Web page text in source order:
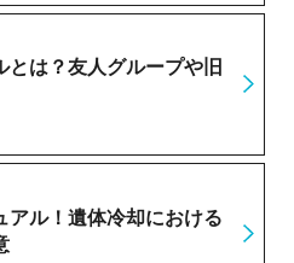
は？友人グループや旧
アル！遺体冷却における